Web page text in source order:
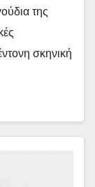
της
σκηνική